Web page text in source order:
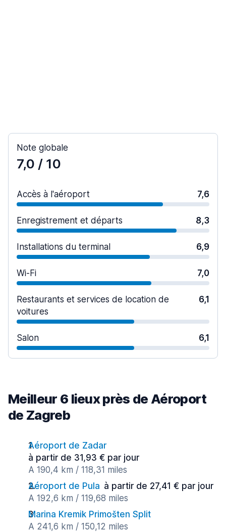
Note globale
7,0 / 10
Accès à l'aéroport 7,6
Enregistrement et départs 8,3
Installations du terminal 6,9
Wi-Fi 7,0
Restaurants et services de location de
voitures
6,1
Salon 6,1
Meilleur 6 lieux près de Aéroport
de Zagreb
Aéroport de Zadar
à partir de 31,93 € par jour
A 190,4 km / 118,31 miles
Aéroport de Pula à partir de 27,41 € par jour
A 192,6 km / 119,68 miles
Marina Kremik Primošten Split
A 241,6 km / 150,12 miles